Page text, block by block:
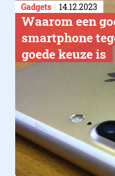
Gadgets 14.12.2023
​Waarom een
smartphone
goede keuze is